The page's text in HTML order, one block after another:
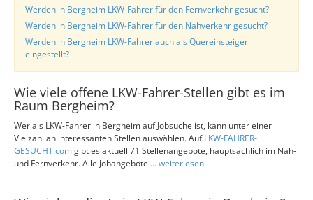
Werden in Bergheim LKW-Fahrer für den Fernverkehr gesucht?
Werden in Bergheim LKW-Fahrer für den Nahverkehr gesucht?
Werden in Bergheim LKW-Fahrer auch als Quereinsteiger
eingestellt?
Wie viele offene LKW-Fahrer-Stellen gibt es im
Raum Bergheim?
Wer als LKW-Fahrer in Bergheim auf Jobsuche ist, kann unter einer
Vielzahl an interessanten Stellen auswählen. AufLKW-FAHRER-
GESUCHT.comgibt es aktuell 71 Stellenangebote, hauptsächlich im Nah-
und Fernverkehr. Alle Jobangebote ... weiterlesen